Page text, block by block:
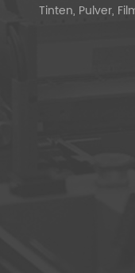
Tinten, Pulver,